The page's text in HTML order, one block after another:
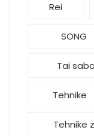
Rei
SONG
Tai
Tehnike
Tehnike